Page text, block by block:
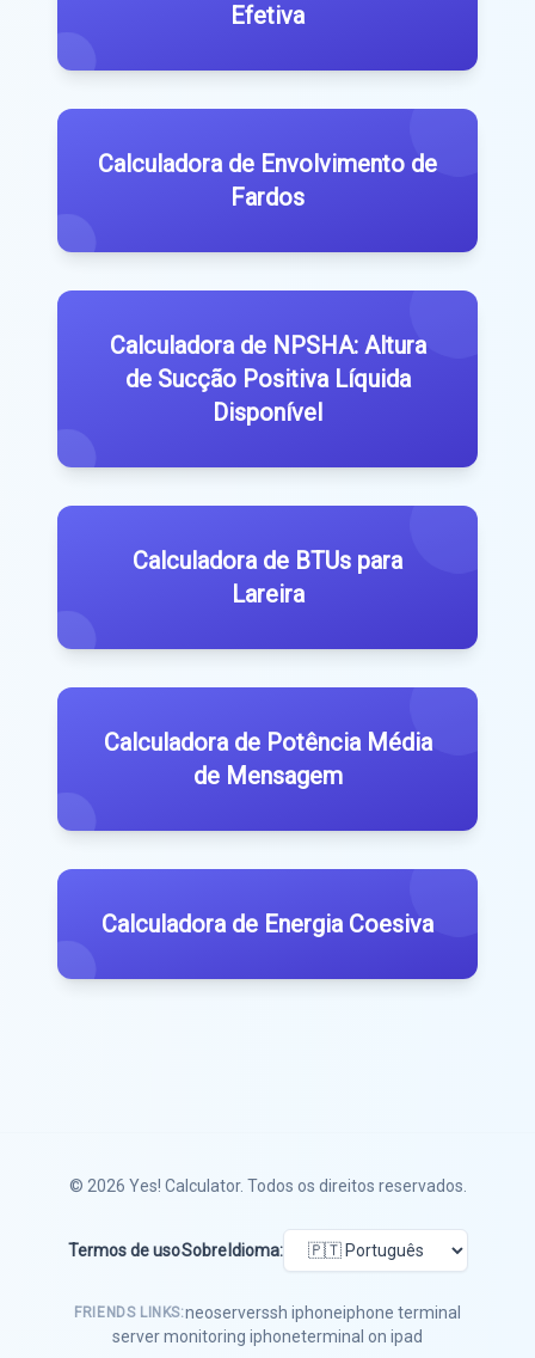
Efetiva
Calculadora de Envolvimento de
Fardos
Calculadora de NPSHA: Altura
de Sucção Positiva Líquida
Disponível
Calculadora de BTUs para
Lareira
Calculadora de Potência Média
de Mensagem
Calculadora de Energia Coesiva
© 2026 Yes! Calculator. Todos os direitos reservados.
Termos de usoSobre Idioma:
FRIENDS LINKS:neoserverssh iphoneiphone terminal
server monitoring iphoneterminal on ipad